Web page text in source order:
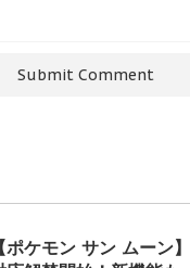
【ポケモン サン ムーン